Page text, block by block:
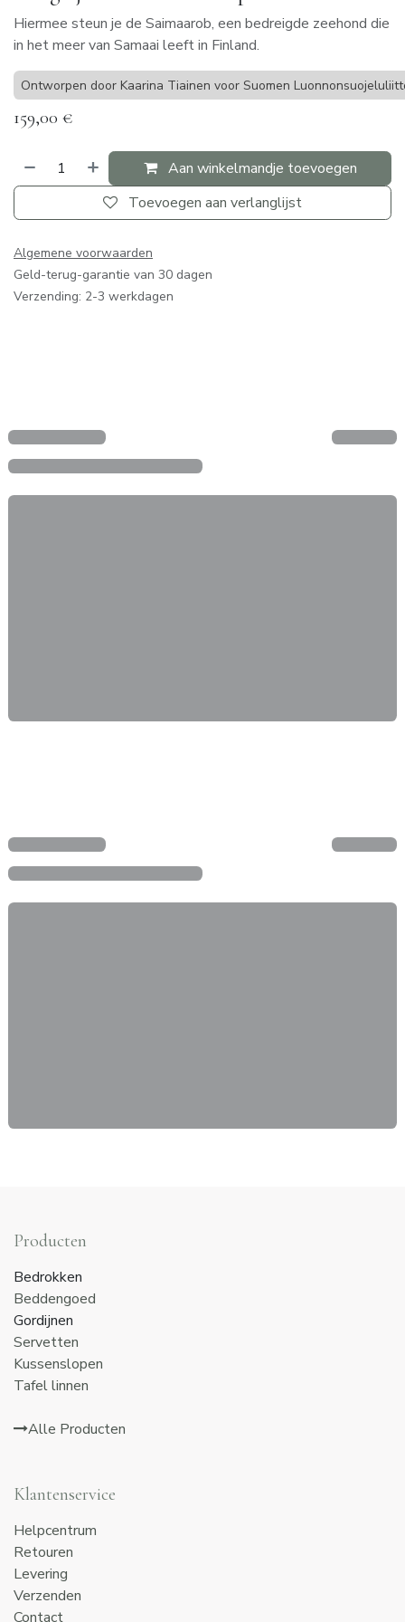
Hiermee steun je de Saimaarob, een bedreigde zeehond die
in het meer van Samaai leeft in Finland.
Ontworpen door Kaarina Tiainen voor Suomen
159,00 €
Aan winkelmandje toevoegen
Toevoegen aan verlanglijst
Algemene voorwaarden
Geld-terug-garantie van 30 dagen
Verzending: 2-3 werkdagen
Producten
Bedrokken
Beddengoed
Gordijnen
Servetten
Kussenslopen
Tafel linnen
Alle Producten
Klantenservice
Helpcentrum
Retouren
Levering
Verzenden
Contact